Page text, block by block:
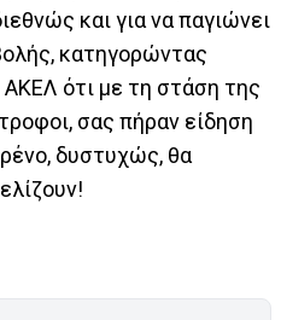
και για να παγιώνει
κατηγορώντας
ΑΚΕΛ ότι με τη στάση της
σας πήραν είδηση
δυστυχώς, θα